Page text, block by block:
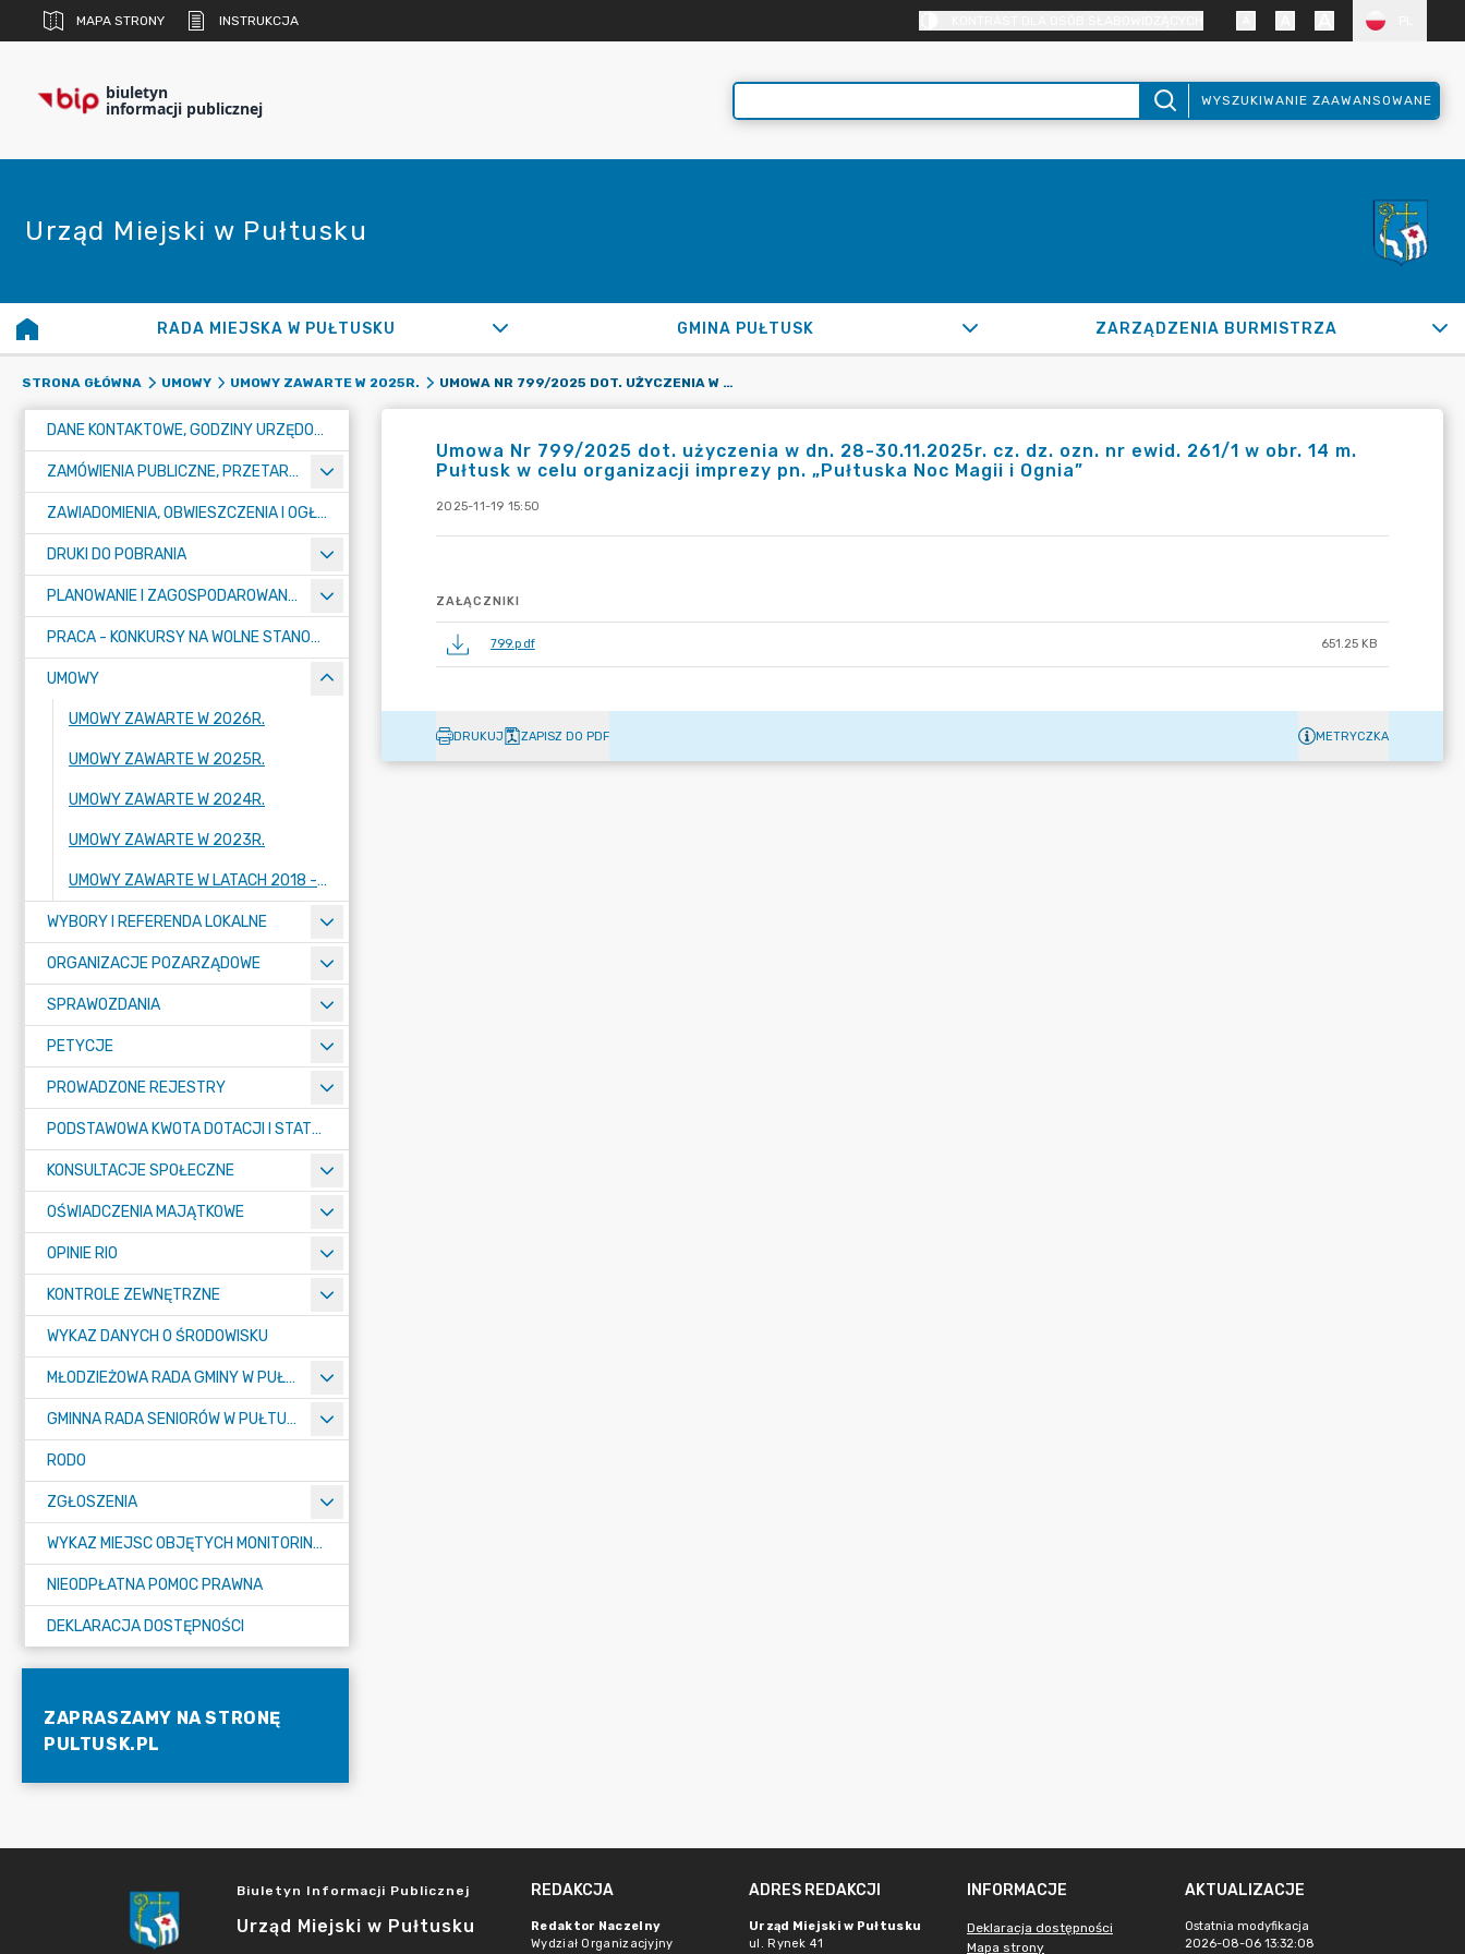
MAPA STRONY INSTRUKCJA
biuletyn
informacji publicznej WYSZUKIWANIE ZAAWANSOWANE
Urząd Miejski w Pułtusku
RADA MIEJSKA W PUŁTUSKU GMINA PUŁTUSK ZARZĄDZENIA BURMISTRZA
STRONA GŁÓWNA UMOWY UMOWY ZAWARTE W 2025R. UMOWA NR 799/2025 DOT. UŻYCZENIA W DN. 28-30.11.2025R. CZ. DZ. OZN. NR EWID. 261/1 W OBR. 14 M. PUŁTUSK W CELU ORGANIZACJI IMPREZY PN. „PUŁTUSKA NOC MAGII I OGNIA”
DANE KONTAKTOWE, GODZINY URZĘDOWANIA I NUMER KONTA BANKOWEGO
ZAMÓWIENIA PUBLICZNE, PRZETARGI, KONKURSY
ZAWIADOMIENIA, OBWIESZCZENIA I OGŁOSZENIA
DRUKI DO POBRANIA
PLANOWANIE I ZAGOSPODAROWANIE PRZESTRZENNE
PRACA - KONKURSY NA WOLNE STANOWISKA
UMOWY
UMOWY ZAWARTE W 2026R.
UMOWY ZAWARTE W 2025R.
UMOWY ZAWARTE W 2024R.
UMOWY ZAWARTE W 2023R.
UMOWY ZAWARTE W LATACH 2018 - 2022
WYBORY I REFERENDA LOKALNE
ORGANIZACJE POZARZĄDOWE
SPRAWOZDANIA
PETYCJE
PROWADZONE REJESTRY
PODSTAWOWA KWOTA DOTACJI I STATYSTYCZNA LICZBA UCZNIÓW
KONSULTACJE SPOŁECZNE
OŚWIADCZENIA MAJĄTKOWE
OPINIE RIO
KONTROLE ZEWNĘTRZNE
WYKAZ DANYCH O ŚRODOWISKU
MŁODZIEŻOWA RADA GMINY W PUŁTUSKU
GMINNA RADA SENIORÓW W PUŁTUSKU
RODO
ZGŁOSZENIA
WYKAZ MIEJSC OBJĘTYCH MONITORINGIEM
NIEODPŁATNA POMOC PRAWNA
DEKLARACJA DOSTĘPNOŚCI
ZAPRASZAMY NA STRONĘ
PULTUSK.PL
Umowa Nr 799/2025 dot. użyczenia w dn. 28-30.11.2025r. cz. dz. ozn. nr ewid. 261/1 w obr. 14 m.
Pułtusk w celu organizacji imprezy pn. „Pułtuska Noc Magii i Ognia”
2025-11-19 15:50
ZAŁĄCZNIKI
799.pdf 651.25 KB
DRUKUJ ZAPISZ DO PDF METRYCZKA
Biuletyn Informacji Publicznej
Urząd Miejski w Pułtusku
REDAKCJA
Redaktor Naczelny
Wydział Organizacjyjny
ADRES REDAKCJI
Urząd Miejski w Pułtusku
ul. Rynek 41
INFORMACJE
Deklaracja dostępności
Mapa strony
AKTUALIZACJE
Ostatnia modyfikacja
2026-08-06 13:32:08